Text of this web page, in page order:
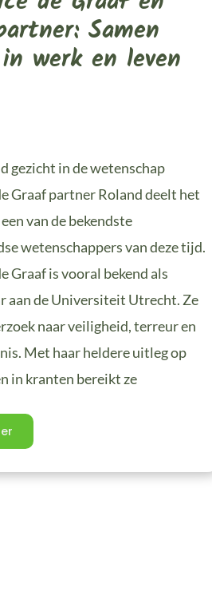
Samen
werk en leven
gezicht in de wetenschap
Graaf partner Roland deelt het
van de bekendste
wetenschappers van deze tijd.
Graaf is vooral bekend als
aan de Universiteit Utrecht. Ze
naar veiligheid, terreur en
Met haar heldere uitleg op
in kranten bereikt ze